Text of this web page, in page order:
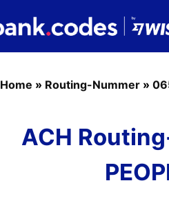
Home » Routing-Nummer »
ACH